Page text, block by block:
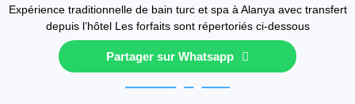
Expérience traditionnelle de bain turc et spa à Alanya avec transfert
depuis l’hôtel Les forfaits sont répertoriés ci-dessous
Partager sur Whatsapp